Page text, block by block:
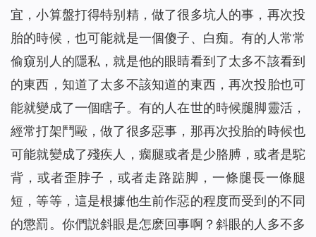
宜，小算盤打得特别精，做了很多坑人的事，再次投
胎的時候，也可能就是一個傻子、白痴。有的人常常
偷窺别人的隱私，就是他的眼睛看到了太多不該看到
的東西，知道了太多不該知道的東西，再次投胎也可
能就變成了一個瞎子。有的人在世的時候腿脚靈活，
經常打架鬥毆，做了很多惡事，那再次投胎的時候也
可能就變成了殘疾人，瘸腿或者是少胳膊，或者是駝
背，或者歪脖子，或者走路踮脚，一條腿長一條腿
短，等等，這是根據他生前作惡的程度而受到的不同
的懲罰。你們説斜眼是怎麽回事啊？斜眼的人多不多